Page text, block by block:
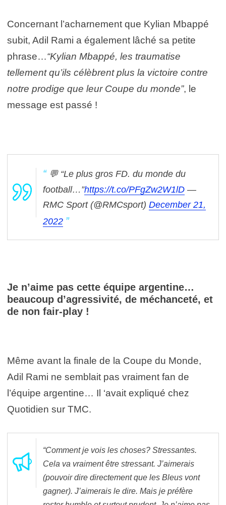
Concernant l’acharnement que Kylian Mbappé
subit, Adil Rami a également lâché sa petite
phrase…“Kylian Mbappé, les traumatise
tellement qu’ils célèbrent plus la victoire contre
notre prodige que leur Coupe du monde”, le
message est passé !
💬 “Le plus gros FD. du monde du
football…”https://t.co/PFgZw2W1lD —
RMC Sport (@RMCsport) December 21,
2022
Je n’aime pas cette équipe argentine…
beaucoup d’agressivité, de méchanceté, et
de non fair-play !
Même avant la finale de la Coupe du Monde,
Adil Rami ne semblait pas vraiment fan de
l’équipe argentine… Il ‘avait expliqué chez
Quotidien sur TMC.
“Comment je vois les choses? Stressantes.
Cela va vraiment être stressant. J’aimerais
(pouvoir dire directement que les Bleus vont
gagner). J’aimerais le dire. Mais je préfère